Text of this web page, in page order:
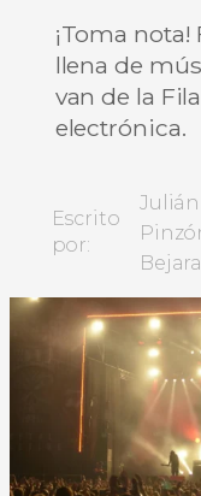
¡Toma
llena de
van de la
electrónica.
Escrito
por: